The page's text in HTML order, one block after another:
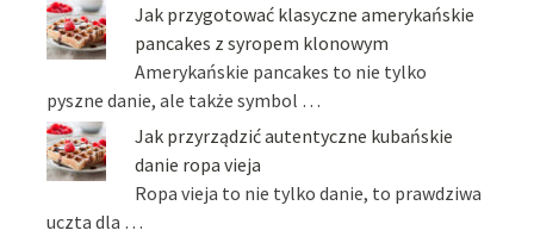
Jak przygotować klasyczne amerykańskie
pancakes z syropem klonowym
Amerykańskie pancakes to nie tylko
pyszne danie, ale także symbol …
Jak przyrządzić autentyczne kubańskie
danie ropa vieja
Ropa vieja to nie tylko danie, to prawdziwa
uczta dla …